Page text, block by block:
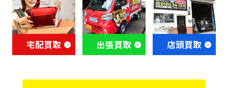
宅配買取 出張買取 店頭買取